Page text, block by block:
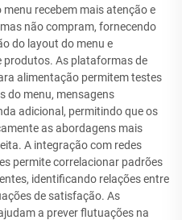
recebem mais atenção e
não compram, fornecendo
do layout do menu e
produtos. As plataformas de
alimentação permitem testes
do menu, mensagens
adicional, permitindo que os
as abordagens mais
A integração com redes
permite correlacionar padrões
identificando relações entre
de satisfação. As
a prever flutuações na